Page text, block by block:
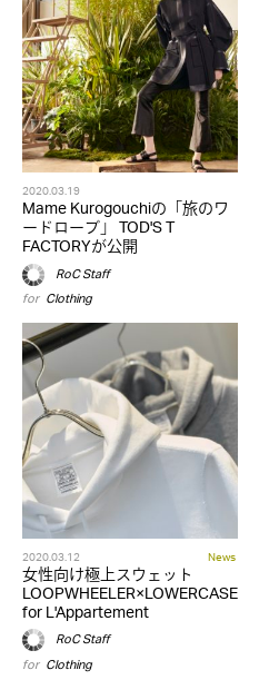
2020.03.19
Mame Kurogouchiの「旅のワ
ードローブ」 TOD'S T
FACTORYが公開
RoC Staff
for Clothing
2020.03.12 News
女性向け極上スウェット
LOOPWHEELER×LOWERCASE
for L'Appartement
RoC Staff
for Clothing